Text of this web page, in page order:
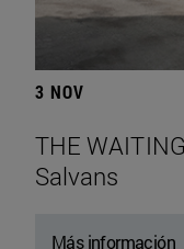
3 NOV
THE
Salvans
Más información